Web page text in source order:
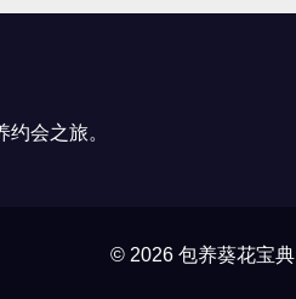
会之旅。
© 2026 包养葵花宝典